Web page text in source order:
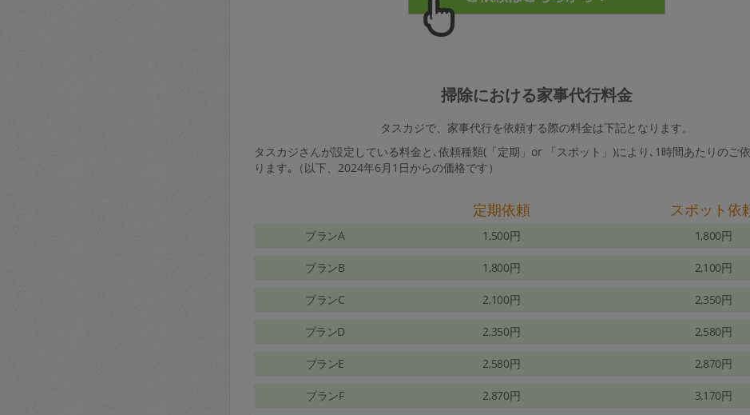
掃除における家事代行料金
タスカジで、家事代行を依頼する際の料金は下記となります。
タスカジさんが設定している料金と､依頼種類(「定期」or 「スポット」)により､1時間あたりのご
ります｡（以下、2024年6月1日からの価格です）
定期依頼 スポット依
プランA 1,500円 1,800円
プランB 1,800円 2,100円
プランC 2,100円 2,350円
プランD 2,350円 2,580円
プランE 2,580円 2,870円
プランF 2,870円 3,170円